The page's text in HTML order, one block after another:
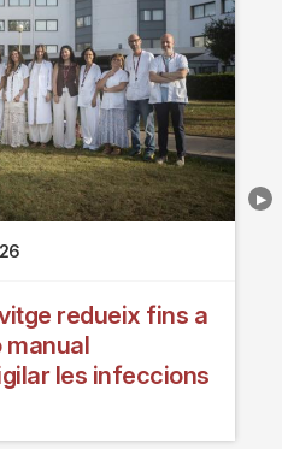
redueix fins a
manual
les infeccions